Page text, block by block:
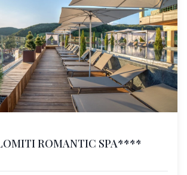
ROMANTIC SPA****